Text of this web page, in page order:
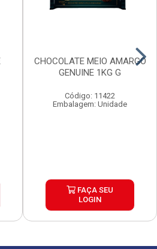
CHOCOLATE MEIO AMARGO
GENUINE 1KG G
Código: 11422
Embalagem: Unidade
FAÇA SEU
LOGIN